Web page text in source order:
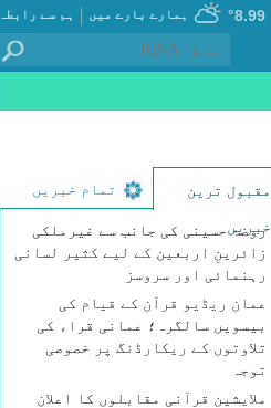
ہم سے رابطہ | ہمارے بارے میں 8.99°
مقبول ترین
خبریں
تمام خبریں
روضۂ حسینی کی جانب سے غیرملکی
زائرینِ اربعین کے لیے کثیر لسانی
رہنمائی اور سروسز
عمان ریڈیو قرآن کے قیام کی
بیسویں سالگرہ؛ عمانی قراء کی
تلاوتوں کے ریکارڈنگ پر خصوصی
توجہ
ملایشین قرآنی مقابلوں کا اعلان